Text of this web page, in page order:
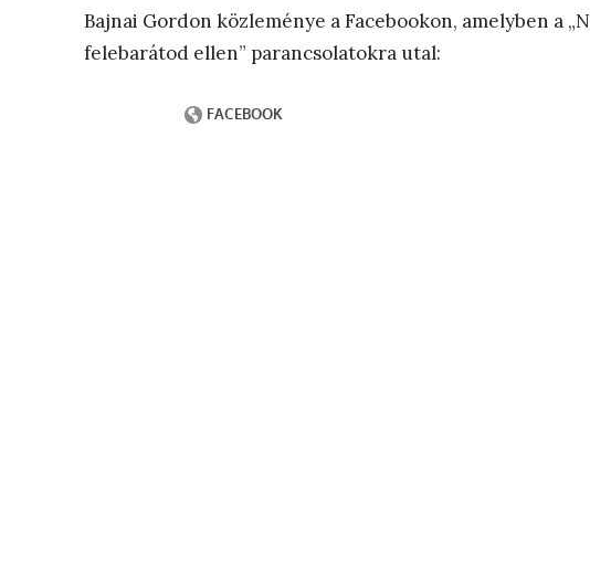
Bajnai Gordon közleménye a Facebookon, amelyben a
felebarátod ellen” parancsolatokra utal: